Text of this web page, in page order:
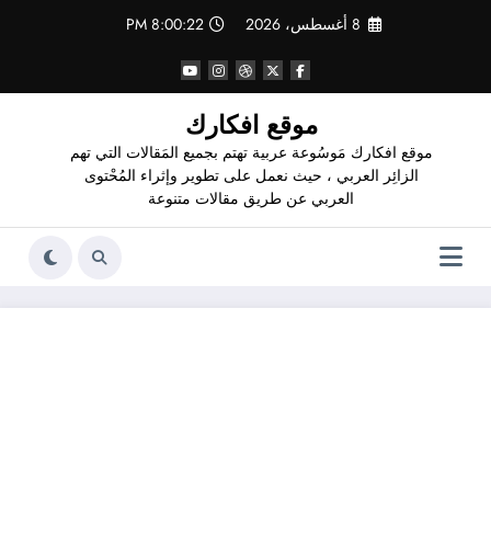
8 أغسطس، 2026 8:00:23 PM
موقع افكارك
موقع افكارك مَوسُوعة عربية تهتم بجميع المَقالات التي تهم
الزائِر العربي ، حيث نعمل على تطوير وإثراء المُحْتوى
العربي عن طريق مقالات متنوعة